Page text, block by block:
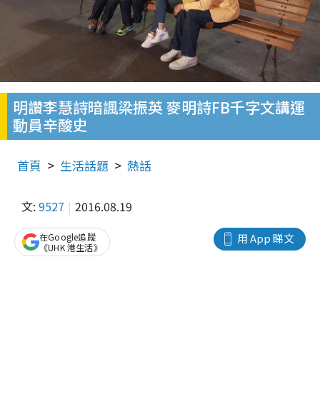
明讚李慧詩暗諷梁振英 麥明詩FB千字文講運
動員辛酸史
首頁 生活話題 熱話
文: 9527 2016.08.19
用 App 睇文
在Google追蹤
《UHK 港生活》